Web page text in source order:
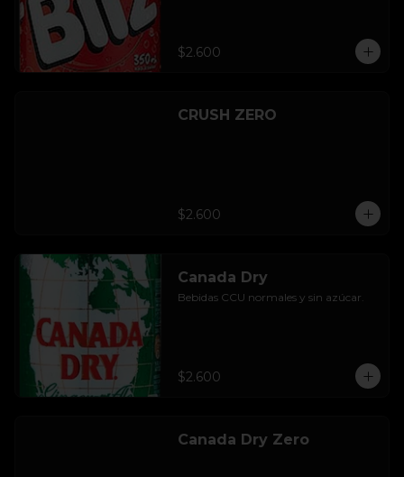
$2.600
CRUSH ZERO
$2.600
Canada Dry
Bebidas CCU normales y sin azúcar.
$2.600
Canada Dry Zero